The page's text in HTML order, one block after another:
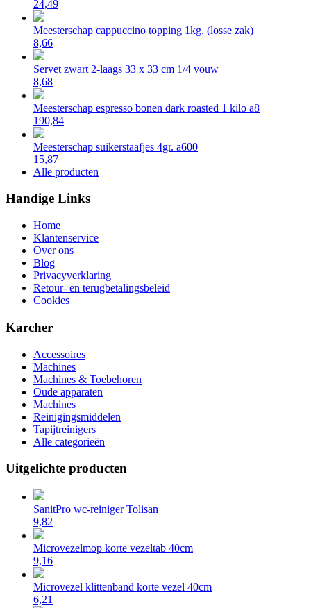
24,49
Meesterschap cappuccino topping 1kg. (losse zak)
8,66
Servet zwart 2-laags 33 x 33 cm 1/4 vouw
8,68
Meesterschap espresso bonen dark roasted 1 kilo a8
190,84
Meesterschap suikerstaafjes 4gr. a600
15,87
Alle producten
Handige Links
Home
Klantenservice
Over ons
Blog
Privacyverklaring
Retour- en terugbetalingsbeleid
Cookies
Karcher
Accessoires
Machines
Machines & Toebehoren
Oude apparaten
Machines
Reinigingsmiddelen
Tapijtreinigers
Alle categorieën
Uitgelichte producten
SanitPro wc-reiniger Tolisan
9,82
Microvezelmop korte vezeltab 40cm
9,16
Microvezel klittenband korte vezel 40cm
6,21